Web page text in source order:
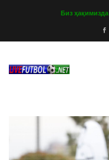
Биз ҳақимизда